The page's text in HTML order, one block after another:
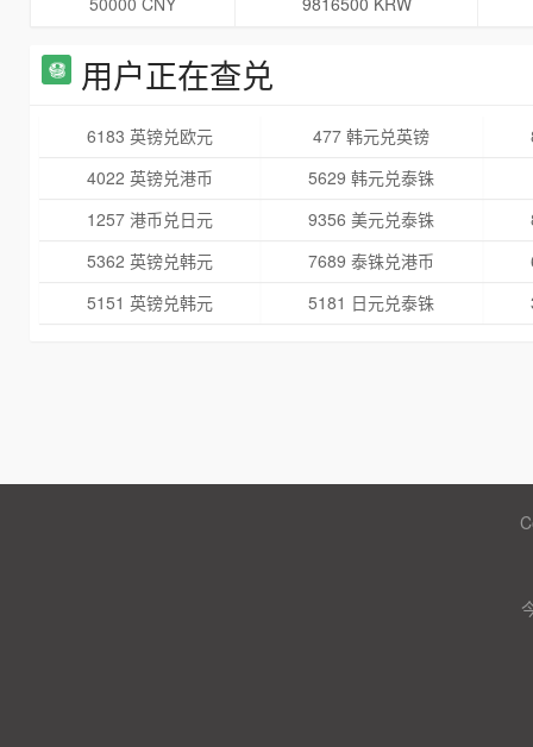
用户正在查兑
6183 英镑兑欧元 477 韩元兑英镑
4022 英镑兑港币
5629 韩元兑泰铢
1257 港币兑日元
9356 美元兑泰铢
5362 英镑兑韩元
7689 泰铢兑港币
5151 英镑兑韩元
5181 日元兑泰铢